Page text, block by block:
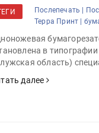
Послепечать |
Терра Принт |
в
область)
далее